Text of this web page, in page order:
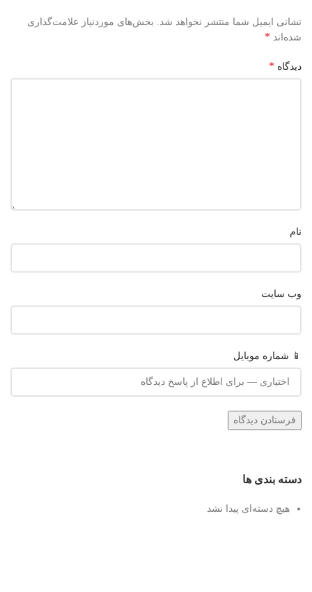
نشانی ایمیل شما منتشر نخواهد شد. بخش‌های موردنیاز علامت‌گذاری
شده‌اند *
دیدگاه *
نام
وب‌ سایت
📱 شماره موبایل
دسته بندی ها
هیچ دسته‌ای پیدا نشد